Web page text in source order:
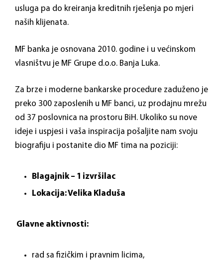
usluga pa do kreiranja kreditnih rješenja po mjeri
naših klijenata.
MF banka je osnovana 2010. godine i u većinskom
vlasništvu je MF Grupe d.o.o. Banja Luka.
Za brze i moderne bankarske procedure zaduženo je
preko 300 zaposlenih u MF banci, uz prodajnu mrežu
od 37 poslovnica na prostoru BiH. Ukoliko su nove
ideje i uspjesi i vaša inspiracija pošaljite nam svoju
biografiju i postanite dio MF tima na poziciji:
Blagajnik – 1 izvršilac
Lokacija: Velika Kladuša
Glavne aktivnosti:
rad sa fizičkim i pravnim licima,